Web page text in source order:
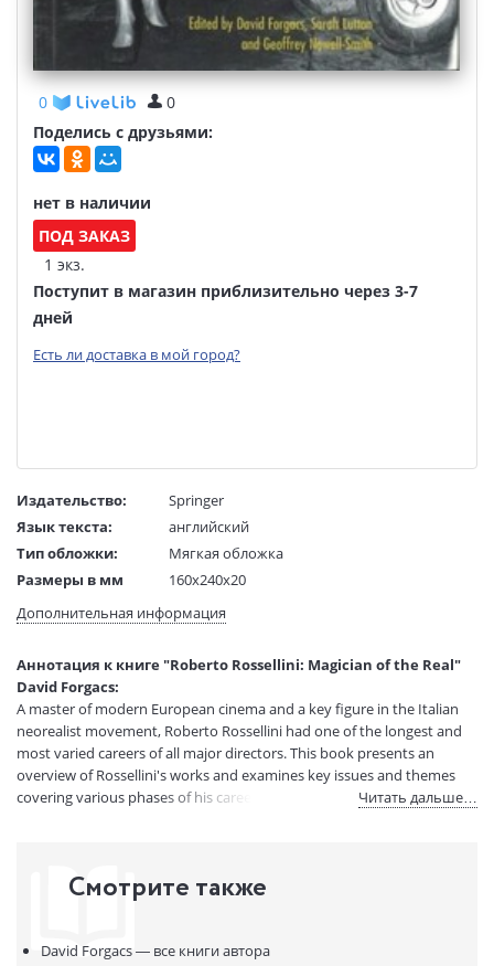
0
0
Поделись с друзьями:
нет в наличии
ПОД ЗАКАЗ
1 экз.
Поступит в магазин приблизительно через 3-7
дней
Есть ли доставка в мой город?
Издательство:
Springer
Язык текста:
английский
Тип обложки:
Мягкая обложка
Размеры в мм
160x240x20
Вес:
1 гр.
Артикул:
ISBN:
9780851707952
В продаже с:
08.04.2021
Дополнительная информация
Аннотация к книге "Roberto Rossellini: Magician of the Real"
David Forgacs:
A master of modern European cinema and a key figure in the Italian
neorealist movement, Roberto Rossellini had one of the longest and
most varied careers of all major directors. This book presents an
overview of Rossellini's works and examines key issues and themes
covering various phases of his career.
Читать дальше…
Смотрите также
David Forgacs — все книги автора